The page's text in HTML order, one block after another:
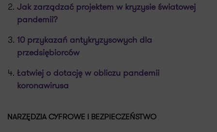
Jak zarządzać projektem w kryzysie światowej
pandemii?
10 przykazań antykryzysowych dla
przedsiębiorców
Łatwiej o dotację w obliczu pandemii
koronawirusa
NARZĘDZIA CYFROWE I BEZPIECZEŃSTWO